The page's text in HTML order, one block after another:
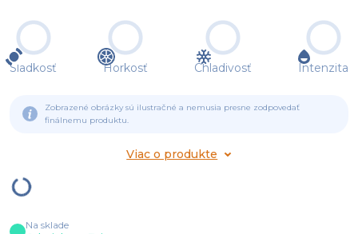
Sladkosť Horkosť Chladivosť Intenzita
Zobrazené obrázky sú ilustračné a nemusia presne zodpovedať
finálnemu produktu.
Viac o produkte
Na sklade